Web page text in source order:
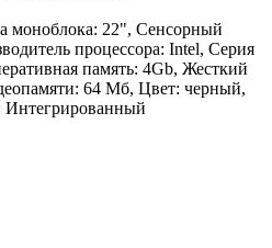
моноблока: 22", Сенсорный
процессора: Intel, Серия
память: 4Gb, Жесткий
64 Мб, Цвет: черный,
Интегрированный